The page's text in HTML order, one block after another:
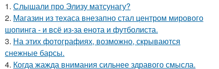
1. Слышали про Элизу матсунагу?
2. Магазин из техаса внезапно стал центром мирового
шопинга - и всё из-за енота и футболиста.
3. На этих фотографиях, возможно, скрываются
снежные барсы.
4. Когда жажда внимания сильнее здравого смысла.